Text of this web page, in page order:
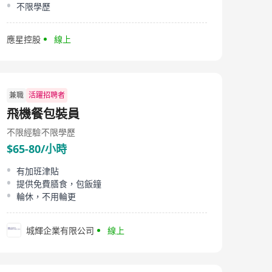
不限學歷
應星控股 線上
兼職 活躍招聘者
飛機餐包裝員
不限經驗不限學歷
$65-80/小時
有加班津貼
提供免費膳食，包飯鐘
輪休，不用輪更
城輝企業有限公司 線上